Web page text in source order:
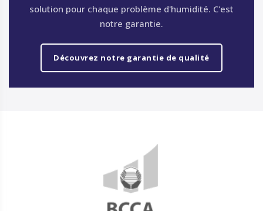
solution pour chaque problème d'humidité. C'est
notre garantie.
Découvrez notre garantie de qualité